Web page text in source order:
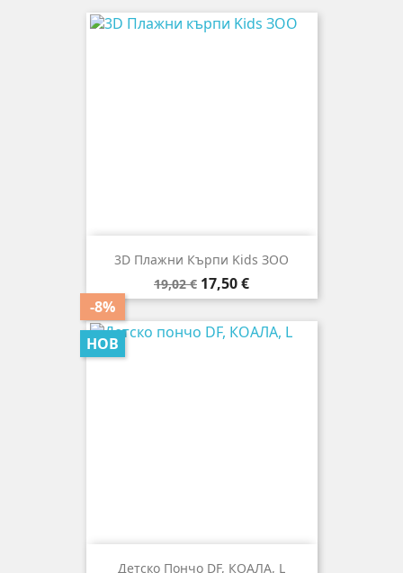
3D Плажни Кърпи Kids ЗОО
Редовна
цена
19,02 €
-8%
Цена
17,50 €
Детско Пончо DF, КОАЛА, L
НОВ